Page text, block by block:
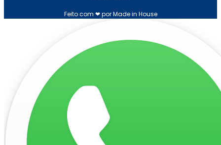
Feito com ❤ por Made in House